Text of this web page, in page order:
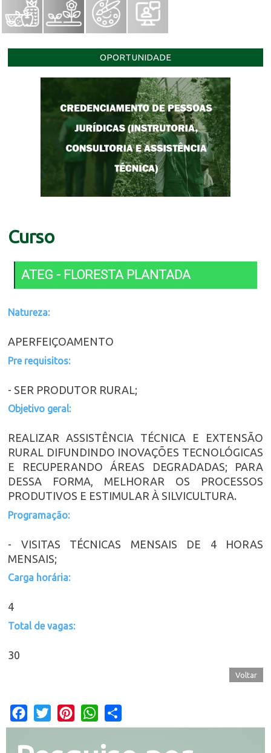
OPORTUNIDADE
Curso
ATEG - FLORESTA PLANTADA
Natureza:
APERFEIÇOAMENTO
Pre requisitos:
- SER PRODUTOR RURAL;
Objetivo geral:
REALIZAR ASSISTÊNCIA TÉCNICA E EXTENSÃO
RURAL DIFUNDINDO INOVAÇÕES TECNOLÓGICAS
E RECUPERANDO ÁREAS DEGRADADAS; PARA
DESSA FORMA, MELHORAR OS PROCESSOS
PRODUTIVOS E ESTIMULAR À SILVICULTURA.
Programação:
- VISITAS TÉCNICAS MENSAIS DE 4 HORAS
MENSAIS;
Carga horária:
4
Total de vagas:
30
Voltar
Facebook
Twitter PinterestWhatsApp